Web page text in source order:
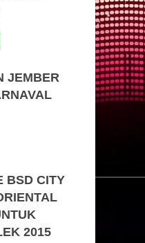
JEMBER
BSD CITY
2015